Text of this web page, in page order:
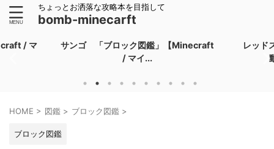
ちょっとお洒落な攻略本を目指して
bomb-minecarft
/ マ
サンゴ 「ブロック図鑑」【Minecraft
/ マイ...
レッド
HOME > 図鑑 > ブロック図鑑 >
ブロック図鑑